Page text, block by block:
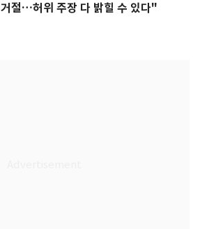
거절…허위 주장 다 밝힐 수 있다"